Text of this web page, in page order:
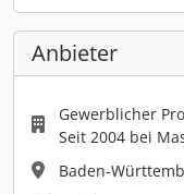
Anbieter
Gewerblicher
Seit 2004 bei
Baden-